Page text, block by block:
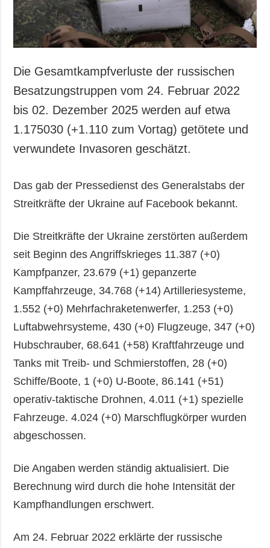
Die Gesamtkampfverluste der russischen
Besatzungstruppen vom 24. Februar 2022
bis 02. Dezember 2025 werden auf etwa
1.175030 (+1.110 zum Vortag) getötete und
verwundete Invasoren geschätzt.
Das gab der Pressedienst des Generalstabs der
Streitkräfte der Ukraine auf Facebook bekannt.
Die Streitkräfte der Ukraine zerstörten außerdem
seit Beginn des Angriffskrieges 11.387 (+0)
Kampfpanzer, 23.679 (+1) gepanzerte
Kampffahrzeuge, 34.768 (+14) Artilleriesysteme,
1.552 (+0) Mehrfachraketenwerfer, 1.253 (+0)
Luftabwehrsysteme, 430 (+0) Flugzeuge, 347 (+0)
Hubschrauber, 68.641 (+58) Kraftfahrzeuge und
Tanks mit Treib- und Schmierstoffen, 28 (+0)
Schiffe/Boote, 1 (+0) U-Boote, 86.141 (+51)
operativ-taktische Drohnen, 4.011 (+1) spezielle
Fahrzeuge. 4.024 (+0) Marschflugkörper wurden
abgeschossen.
Die Angaben werden ständig aktualisiert. Die
Berechnung wird durch die hohe Intensität der
Kampfhandlungen erschwert.
Am 24. Februar 2022 erklärte der russische